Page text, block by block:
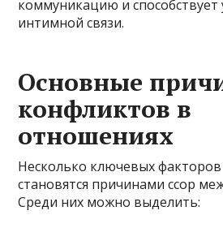
коммуникацию и
интимной связи.
Основные
конфликтов в
отношениях
Несколько ключевых
становятся причинами ссор
Среди них можно выделить: